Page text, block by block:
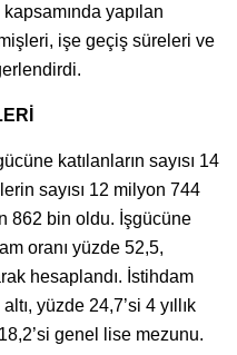
yapılan
işe geçiş süreleri ve
katılanların sayısı 14
sayısı 12 milyon 744
862 bin oldu. İşgücüne
oranı yüzde 52,5,
hesaplandı. İstihdam
yüzde 24,7’si 4 yıllık
genel lise mezunu.